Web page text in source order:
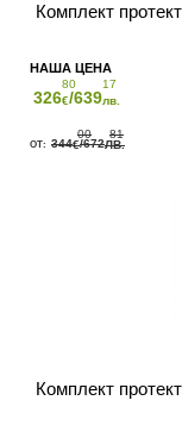
Комплект
326
80
€/639
17
лв.
344
00
€/672
81
ЛВ.
Комплект